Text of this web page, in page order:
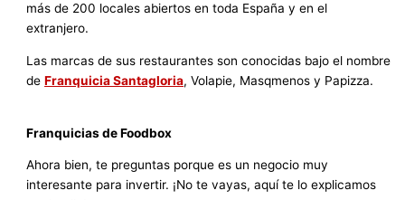
más de 200 locales abiertos en toda España y en el
extranjero.
Las marcas de sus restaurantes son conocidas bajo el nombre
deFranquicia Santagloria, Volapie, Masqmenos y Papizza.
Franquicias de Foodbox
Ahora bien, te preguntas porque es un negocio muy
interesante para invertir. ¡No te vayas, aquí te lo explicamos